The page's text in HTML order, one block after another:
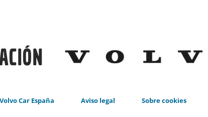
Volvo Car España Aviso legal Sobre cookies